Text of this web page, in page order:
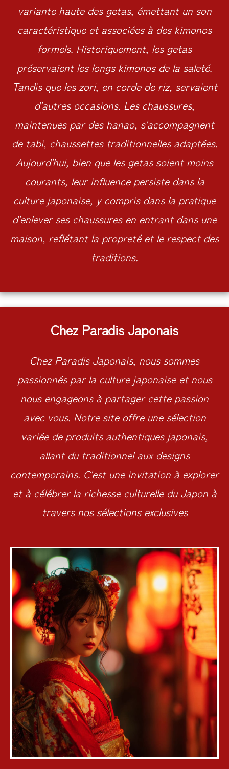
variante haute des getas, émettant un son
caractéristique et associées à des kimonos
formels. Historiquement, les getas
préservaient les longs kimonos de la saleté.
Tandis que les zori, en corde de riz, servaient
d'autres occasions. Les chaussures,
maintenues par des hanao, s'accompagnent
de tabi, chaussettes traditionnelles adaptées.
Aujourd'hui, bien que les getas soient moins
courants, leur influence persiste dans la
culture japonaise, y compris dans la pratique
d'enlever ses chaussures en entrant dans une
maison, reflétant la propreté et le respect des
traditions.
Chez Paradis Japonais
Chez Paradis Japonais, nous sommes
passionnés par la culture japonaise et nous
nous engageons à partager cette passion
avec vous. Notre site offre une sélection
variée de produits authentiques japonais,
allant du traditionnel aux designs
contemporains. C'est une invitation à explorer
et à célébrer la richesse culturelle du Japon à
travers nos sélections exclusives